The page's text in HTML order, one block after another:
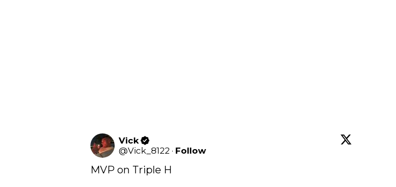
Vick
@Vick_8122 · Follow
MVP on Triple H